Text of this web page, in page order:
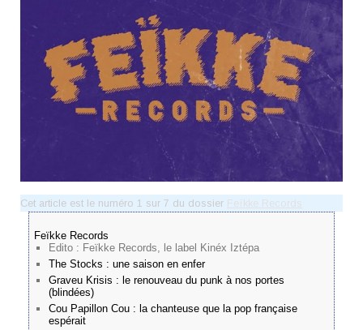
Cet article est le numéro 1 sur 7 du dossier Feïkke Records
Feïkke Records
Edito : Feïkke Records, le label Kinéx Iztépa
The Stocks : une saison en enfer
Graveu Krisis : le renouveau du punk à nos portes
(blindées)
Cou Papillon Cou : la chanteuse que la pop française
espérait